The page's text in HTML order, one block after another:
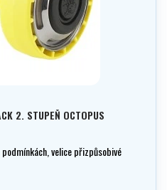
2. STUPEŇ OCTOPUS
velice přizpůsobivé